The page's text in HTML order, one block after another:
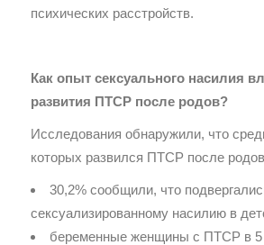
психических расстройств.
Как опыт сексуального насилия
развития ПТСР после родов?
Исследования обнаружили, что
которых развился ПТСР после
30,2% сообщили, что
сексуализированному насилию в
беременные женщины с ПТСР в 5